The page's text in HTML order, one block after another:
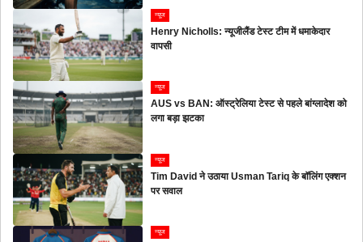
न्यूज
Henry Nicholls: न्यूजीलैंड टेस्ट टीम में धमाकेदार
वापसी
न्यूज
AUS vs BAN: ऑस्ट्रेलिया टेस्ट से पहले बांग्लादेश को
लगा बड़ा झटका
न्यूज
Tim David ने उठाया Usman Tariq के बॉलिंग एक्शन
पर सवाल
न्यूज